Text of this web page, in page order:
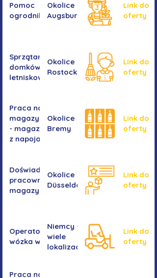
Pomoc
ogrodnika
Okolice
Augsburga
Link do
oferty
Sprzątanie
domków
letniskowych
Okolice
Rostocku
Link do
oferty
Praca na
magazynie
- magazyn
z napojami
Okolice
Bremy
Link do
oferty
Doświadczony
pracownik/pracownica
magazynu
Okolice
Düsseldorf
Link do
oferty
Operator/operatorka
wózka widłowego
Niemcy -
wiele
lokalizacji
Link do
oferty
Praca na